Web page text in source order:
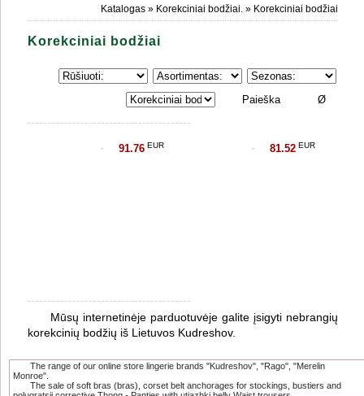
Katalogas » Korekciniai bodžiai. » Korekciniai bodžiai
Korekciniai bodžiai
91.76 EUR 81.52 EUR
Mūsų internetinėje parduotuvėje galite įsigyti nebrangių
korekcinių bodžių iš Lietuvos Kudreshov.
The range of our online store lingerie brands "Kudreshov", "Rago", "Merelin
Monroe".
The sale of soft bras (bras), corset belt anchorages for stockings, bustiers and